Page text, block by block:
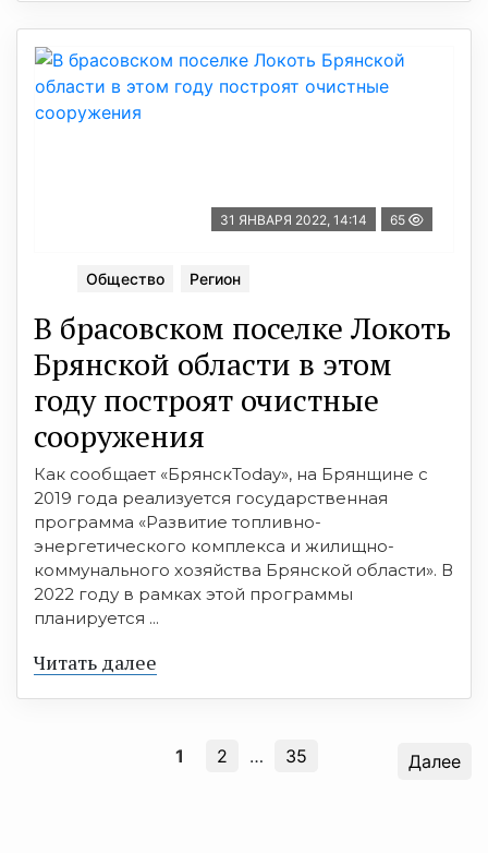
31 ЯНВАРЯ 2022, 14:14 65
Общество Регион
В брасовском поселке Локоть
Брянской области в этом
году построят очистные
сооружения
Как сообщает «БрянскToday», на Брянщине с
2019 года реализуется государственная
программа «Развитие топливно-
энергетического комплекса и жилищно-
коммунального хозяйства Брянской области». В
2022 году в рамках этой программы
планируется ...
Читать далее
1 2 … 35 Далее